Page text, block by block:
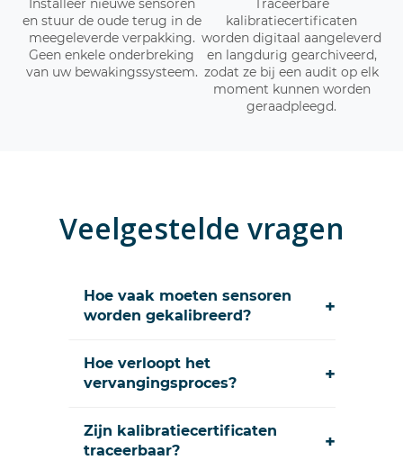
Installeer nieuwe sensoren
en stuur de oude terug in de
meegeleverde verpakking.
Geen enkele onderbreking
van uw bewakingssysteem.
Traceerbare
kalibratiecertificaten
worden digitaal aangeleverd
en langdurig gearchiveerd,
zodat ze bij een audit op elk
moment kunnen worden
geraadpleegd.
Veelgestelde vragen
Hoe vaak moeten sensoren
worden gekalibreerd?
+
Hoe verloopt het
vervangingsproces?
+
Zijn kalibratiecertificaten
traceerbaar?
+